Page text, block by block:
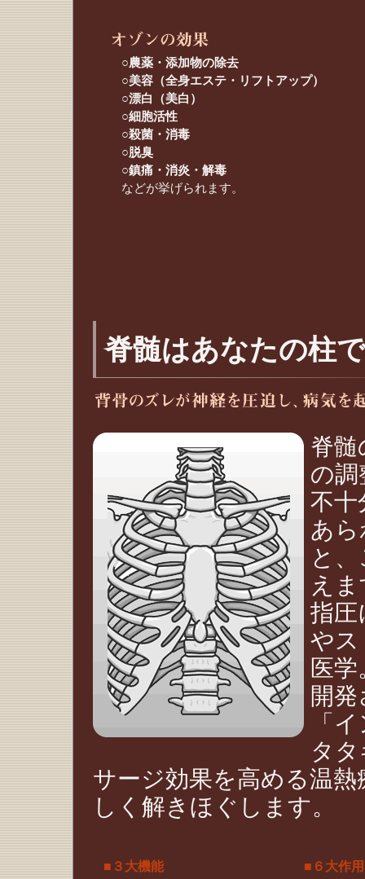
○農薬・添加物の除去
○美容（全身エステ・リフトアップ）
○漂白（美白）
○細胞活性
○殺菌・消毒
○脱臭
○鎮痛・消炎・解毒
などが挙げられます。
脊髄はあなたの柱
脊髄
の調
不十
あ
と
え
指圧
やス
医
開
「
タ
サージ効果を高める温
しく解きほぐします。
■３大機能 ■６大作用